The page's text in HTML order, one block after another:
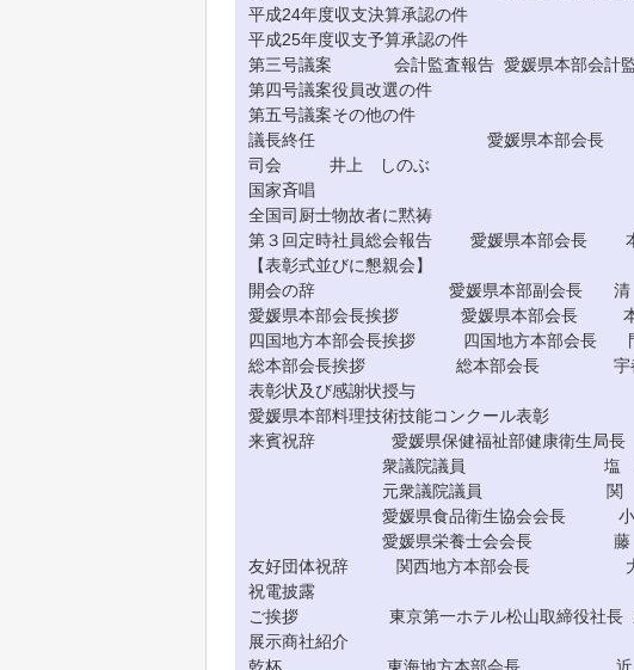
平成24年度収支決算承認の件
平成25年度収支予算承認の件
第三号議案 会計監査報告 愛媛県本部会
第四号議案役員改選の件
第五号議案その他の件
議長終任 愛媛県本部会
司会 井上 しのぶ
国家斉唱
全国司厨士物故者に黙祷
第３回定時社員総会報告 愛媛県本部
【表彰式並びに懇親会】
開会の辞 愛媛県本部副会長 清
愛媛県本部会長挨拶 愛媛県本部会
四国地方本部会長挨拶 四国地方本部会
総本部会長挨拶 総本部会長 宇
表彰状及び感謝状授与
愛媛県本部料理技術技能コンクール表彰
来賓祝辞 愛媛県保健福祉部健康衛生局
衆議院議員 塩 崎
元衆議院議員 関 谷
愛媛県食品衛生協会会長 小
愛媛県栄養士会会長 藤
友好団体祝辞 関西地方本部会長
祝電披露
ご挨拶 東京第一ホテル松山取締役社
展示商社紹介
乾杯 東海地方本部会長 近